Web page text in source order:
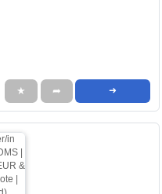
★ ➦ ➜